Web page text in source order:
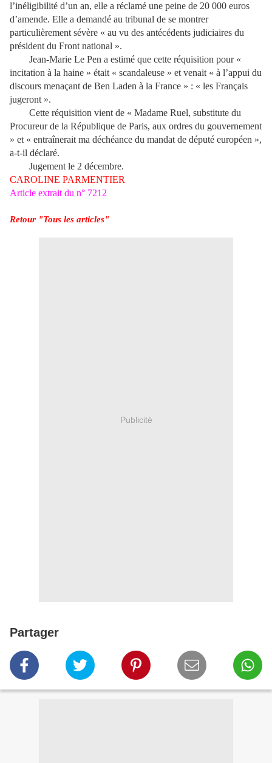
l’inéligibilité d’un an, elle a réclamé une peine de 20 000 euros
d’amende. Elle a demandé au tribunal de se montrer
particulièrement sévère « au vu des antécédents judiciaires du
président du Front national ».
Jean-Marie Le Pen a estimé que cette réquisition pour «
incitation à la haine » était « scandaleuse » et venait « à l’appui du
discours menaçant de Ben Laden à la France » : « les Français
jugeront ».
Cette réquisition vient de « Madame Ruel, substitute du
Procureur de la République de Paris, aux ordres du gouvernement
» et « entraînerait ma déchéance du mandat de député européen »,
a-t-il déclaré.
Jugement le 2 décembre.
CAROLINE PARMENTIER
Article extrait du n° 7212
Retour "Tous les articles"
Publicité
Partager